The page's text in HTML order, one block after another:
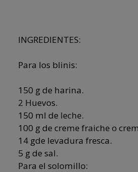
INGREDIENTES:
Para los blinis:
150 g de harina.
2 Huevos.
150 ml de leche.
100 g de creme fraiche o
14 gde levadura fresca.
5 g de sal.
Para el solomillo: